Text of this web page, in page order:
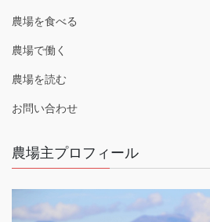
農場を食べる
農場で働く
農場を読む
お問い合わせ
農場主プロフィール